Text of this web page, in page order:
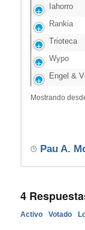
Iahorro
Rankia
Trioteca
Wypo
Engel &
Mostrando
Pau A.
4
Activo Votado